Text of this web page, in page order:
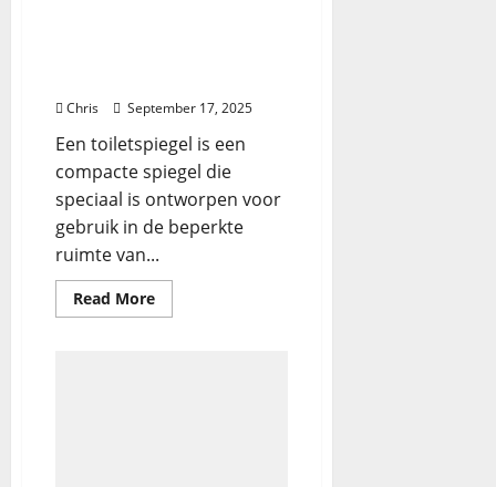
Chris September 17, 2025
Een toiletspiegel is een
compacte spiegel die
speciaal is ontworpen voor
gebruik in de beperkte
ruimte van...
Read More